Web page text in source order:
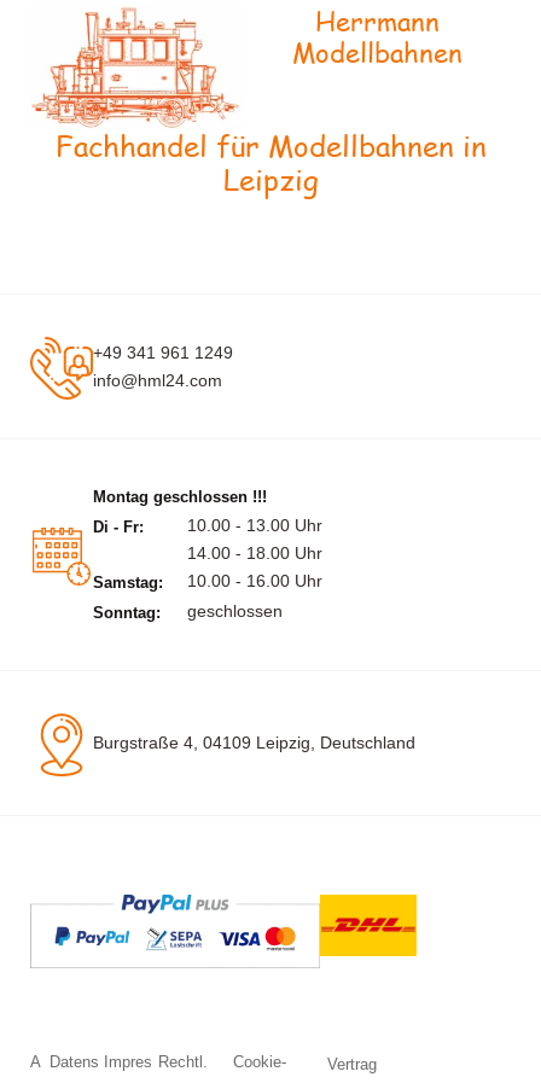
Herrmann
Modellbahnen
Fachhandel für Modellbahnen in
Leipzig
+49 341 961 1249
info@hml24.com
Montag geschlossen !!!
Di - Fr:
10.00 - 13.00 Uhr
14.00 - 18.00 Uhr
Samstag: 10.00 - 16.00 Uhr
Sonntag: geschlossen
Burgstraße 4, 04109 Leipzig, Deutschland
A Datens Impres Rechtl. Cookie- Vertrag